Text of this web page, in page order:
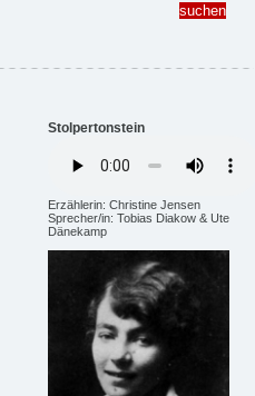
Stolpertonstein
Erzählerin: Christine Jensen
Sprecher/in: Tobias Diakow & Ute
Dänekamp